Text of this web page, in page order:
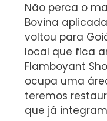
Não perca o
Bovina
voltou para
local que fica
Flamboyant
ocupa uma
teremos
que já